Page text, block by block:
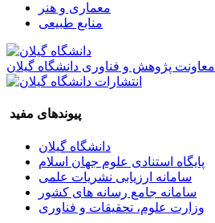
معماری و هنر
منابع طبیعی
معاونت پژوهش و فناوری دانشگاه گیلان
پیوندهای مفید
دانشگاه گیلان
پایگاه استنادی علوم جهان اسلام
سامانه ارزیابی نشریات علمی
سامانه جامع رسانه های کشور
وزارت علوم، تحقیقات و فناوری